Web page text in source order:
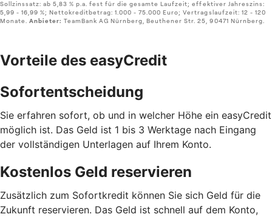
Vorteile des easyCredit
Sofortentscheidung
Sie erfahren sofort, ob und in welcher Höhe ein easyCredit
möglich ist. Das Geld ist 1 bis 3 Werktage nach Eingang
der vollständigen Unterlagen auf Ihrem Konto.
Kostenlos Geld reservieren
Zusätzlich zum Sofortkredit können Sie sich Geld für die
Zukunft reservieren. Das Geld ist schnell auf dem Konto,